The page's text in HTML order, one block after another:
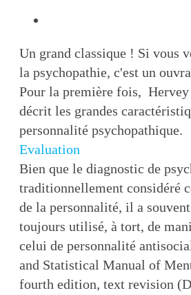
Un grand classique ! Si vous
la psychopathie, c'est un
Pour la première fois,
décrit les grandes
personnalité psychopathique.
Evaluation
Bien que le diagnostic de
traditionnellement considéré
de la personnalité, il a
toujours utilisé, à tort, de
celui de personnalité
and Statistical Manual of
fourth edition, text revision